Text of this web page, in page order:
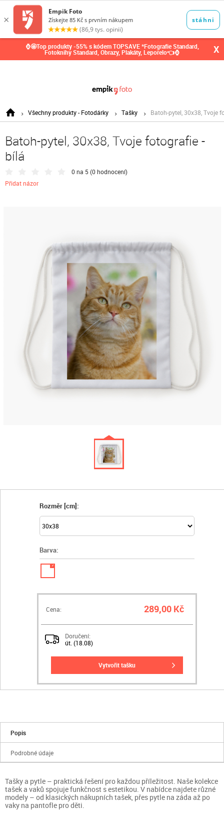
⌚🤩Top produkty -55% s kódem TOPSAVE *Fotografie Standard,
Fotoknihy Standard, Obrazy, Plakáty, Leporelo👈⌚ X
Všechny produkty - Fotodárky Tašky Batoh-pytel, 30x38, Tvoje
Batoh-pytel, 30x38, Tvoje fotografie -
bílá
0 na 5 (0 hodnocení)
Přidat názor
Rozměr [cm]:
Barva:
✓
Cena: 289,00 Kč
Doručení:
út. (18.08)
vytvořit tašku
Popis
Podrobné údaje
Tašky a pytle – praktická řešení pro každou příležitost. Naše kolekce
tašek a vaků spojuje funkčnost s estetikou. V nabídce najdete různé
modely – od klasických nákupních tašek, přes pytle na záda až po
vaky na pantofle pro děti.